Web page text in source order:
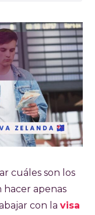
cuáles son los
hacer apenas
con la visa